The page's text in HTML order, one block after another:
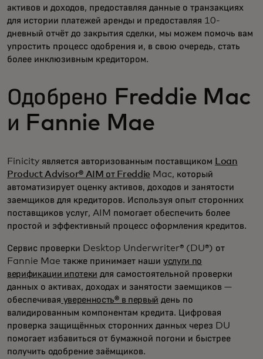
активов и доходов, предоставляя данные о транзакциях
для истории платежей аренды и предоставляя 10-
дневный отчёт до закрытия сделки, мы можем помочь вам
упростить процесс одобрения и, в свою очередь, стать
более инклюзивным кредитором.
Одобрено Freddie Mac
и Fannie Mae
Finicity является авторизованным поставщиком Loan
Product Advisor® AIM от Freddie Mac, который
автоматизирует оценку активов, доходов и занятости
заемщиков для кредиторов. Используя опыт сторонних
поставщиков услуг, AIM помогает обеспечить более
простой и эффективный процесс оформления кредитов.
Сервис проверки Desktop Underwriter® (DU®) от
Fannie Mae также принимает наши услуги по
верификации ипотеки для самостоятельной проверки
данных о активах, доходах и занятости заемщиков —
обеспечивая уверенность® в первый день по
валидированным компонентам кредита. Цифровая
проверка защищённых сторонних данных через DU
помогает избавиться от бумажной погони и быстрее
получить одобрение заёмщиков.